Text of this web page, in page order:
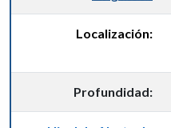
Localización:
Profundidad: